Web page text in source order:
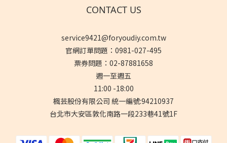
CONTACT US
service9421@foryoudiy.com.tw
官網訂單問題：0981-027-495
票券問題：02-87881658
週一至週五
11:00 -18:00
楓芸股份有限公司 統一編號:94210937
台北市大安區敦化南路一段233巷41號1F